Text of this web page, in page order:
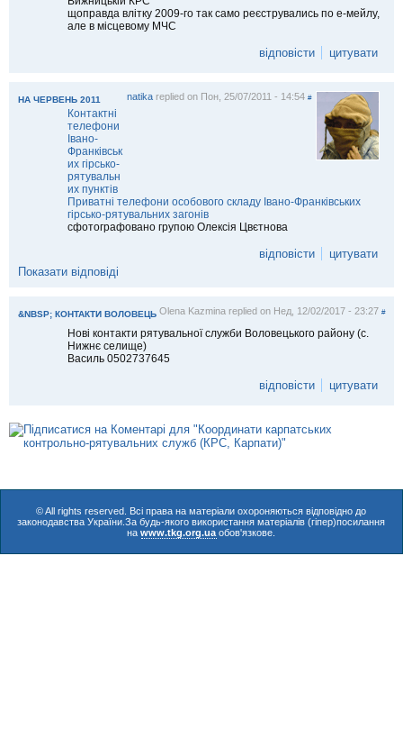
щоправда влітку 2009-го так само реєструвались по е-мейлу,
але в місцевому МЧС
відповісти цитувати
НА ЧЕРВЕНЬ 2011 natikareplied on Пон, 25/07/2011 - 14:54 #
Контактні
телефони
Івано-
Франківськ
их гірсько-
рятувальн
их пунктів
Приватні телефони особового складу Івано-Франківських
гірсько-рятувальних загонів
сфотографовано групою Олексія Цвєтнова
відповісти
цитувати
Показати відповіді
&NBSP; КОНТАКТИ ВОЛОВЕЦЬ Olena Kazmina replied on Нед, 12/02/2017 - 23:27 #
Нові контакти рятувальної служби Воловецького району (с.
Нижнє селище)
Василь 0502737645
відповісти цитувати
© All rights reserved. Всі права на матеріали охороняються відповідно до
законодавства України.За будь-якого використання матеріалів (гіпер)посилання
наwww.tkg.org.ua обов'язкове.